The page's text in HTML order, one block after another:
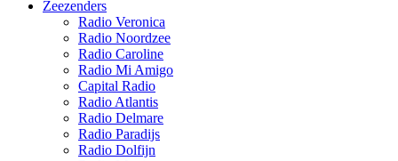
Zeezenders
Radio Veronica
Radio Noordzee
Radio Caroline
Radio Mi Amigo
Capital Radio
Radio Atlantis
Radio Delmare
Radio Paradijs
Radio Dolfijn